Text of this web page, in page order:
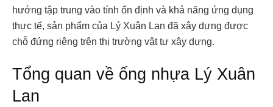
hướng tập trung vào tính ổn định và khả năng ứng dụng
thực tế, sản phẩm của Lý Xuân Lan đã xây dựng được
chỗ đứng riêng trên thị trường vật tư xây dựng.
Tổng quan về ống nhựa Lý Xuân
Lan